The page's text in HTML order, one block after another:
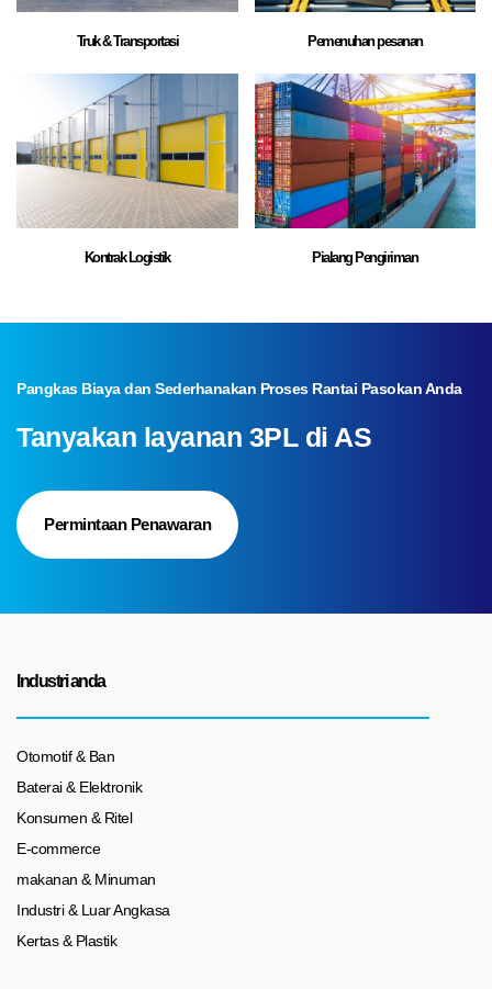
Truk & Transportasi Pemenuhan pesanan
Kontrak Logistik Pialang Pengiriman
Pangkas Biaya dan Sederhanakan Proses Rantai Pasokan Anda
Tanyakan layanan 3PL di AS
Permintaan Penawaran
Industri anda
Otomotif & Ban
Baterai & Elektronik
Konsumen & Ritel
E-commerce
makanan & Minuman
Industri & Luar Angkasa
Kertas & Plastik